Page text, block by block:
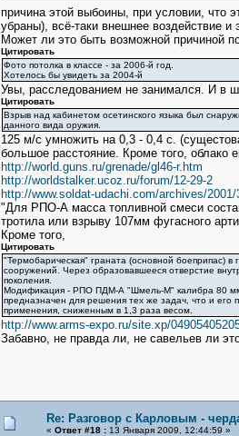
причина этой выбоины, при условии, что
убраны), всё-таки внешнее воздействие
Может ли это быть возможной причиной
Цитировать
Фото потолка в классе - за 2006-й год.
Хотелось бы увидеть за 2004-й
Увы, расследованием не занимался. И в
Цитировать
Взрыв над кабинетом осетинского языка был
данного вида оружия.
125 м/с умножить на 0,3 - 0,4 с.
большое расстояние. Кроме того, облако
http://world.guns.ru/grenade/gl46-r.htm
http://worldstalker.ucoz.ru/forum/12-29-2
http://www.soldat-udachi.com/archives/
"Для РПО-А масса топливной смеси
тротила или взрыву 107мм фугасного
Кроме того,
Цитировать
"Термобарическая" граната (основной боеприпас)
сооружений. Через образовавшееся отверстие
поколения.
Модификация - РПО ПДМ-А "Шмель-М" калибра 80
предназначен для решения тех же задач, что и
применения, сниженным в 1,3 раза весом.
http://www.arms-expo.ru/site.xp/
Забавно, не правда ли, не савельев ли
Re: Разговор с Карловым -
« Ответ #18 :13 Января 2009, 12:44:59 »